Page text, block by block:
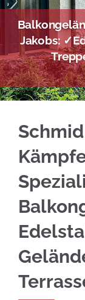
Jakobs: